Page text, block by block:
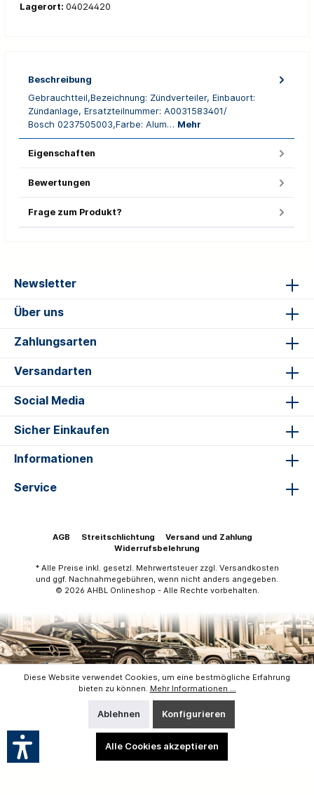
Lagerort: 04024420
Beschreibung
Gebrauchtteil,Bezeichnung: Zündverteiler, Einbauort:
Zündanlage, Ersatzteilnummer: A0031583401/
Bosch 0237505003,Farbe: Alum… Mehr
Eigenschaften
Bewertungen
Frage zum Produkt?
Newsletter
Über uns
Zahlungsarten
Versandarten
Social Media
Sicher Einkaufen
Informationen
Service
AGB Streitschlichtung
Versand und Zahlung
Widerrufsbelehrung
* Alle Preise inkl. gesetzl. Mehrwertsteuer zzgl. Versandkosten
und ggf. Nachnahmegebühren, wenn nicht anders angegeben.
© 2026 AHBL Onlineshop - Alle Rechte vorbehalten.
Diese Website verwendet Cookies, um eine bestmögliche Erfahrung
bieten zu können. Mehr Informationen ...
Ablehnen Konfigurieren
Alle Cookies akzeptieren